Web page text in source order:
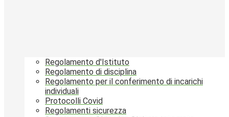
Regolamento d'Istituto
Regolamento di disciplina
Regolamento per il conferimento di incarichi
individuali
Protocolli Covid
Regolamenti sicurezza